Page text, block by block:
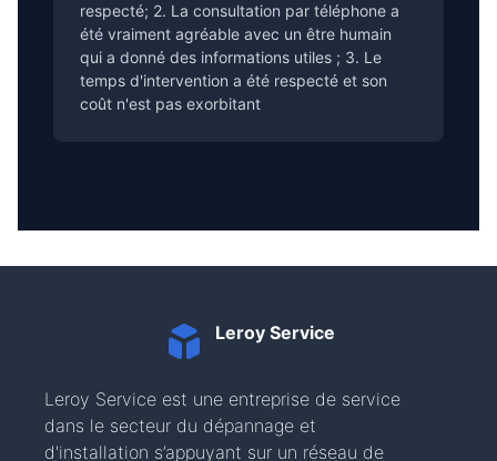
respecté; 2. La consultation par téléphone a
été vraiment agréable avec un être humain
qui a donné des informations utiles ; 3. Le
temps d'intervention a été respecté et son
coût n'est pas exorbitant
Leroy Service
Leroy Service est une entreprise de service
dans le secteur du dépannage et
d'installation s’appuyant sur un réseau de